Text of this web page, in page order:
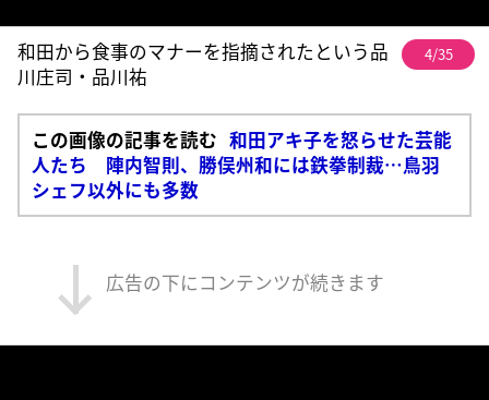
和田から食事のマナーを指摘されたという品
川庄司・品川祐
4/35
この画像の記事を読む 和田アキ子を怒らせた芸能
人たち 陣内智則、勝俣州和には鉄拳制裁…鳥羽
シェフ以外にも多数
広告の下にコンテンツが続きます